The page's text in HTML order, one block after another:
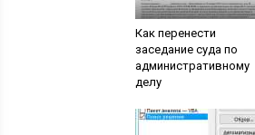
Как перенести
заседание суда по
административному
делу